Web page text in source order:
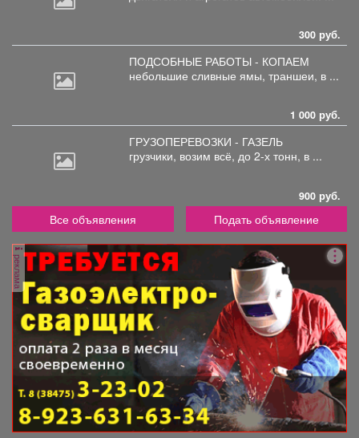
300 руб.
ПОДСОБНЫЕ РАБОТЫ - КОПАЕМ
небольшие сливные ямы, траншеи, в ...
1 000 руб.
ГРУЗОПЕРЕВОЗКИ - ГАЗЕЛЬ
грузчики, возим всё, до 2-х тонн, в ...
900 руб.
Все объявления Подать объявление
реклама